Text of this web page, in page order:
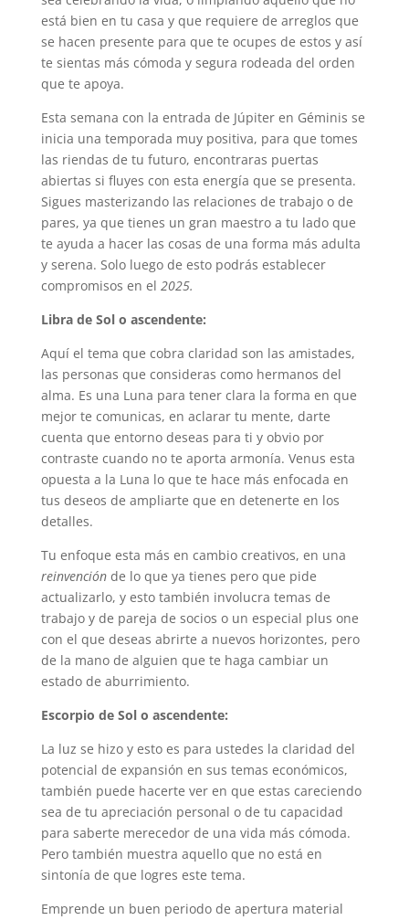
está bien en tu casa y que requiere de arreglos que
se hacen presente para que te ocupes de estos y así
te sientas más cómoda y segura rodeada del orden
que te apoya.
Esta semana con la entrada de Júpiter en Géminis se
inicia una temporada muy positiva, para que tomes
las riendas de tu futuro, encontraras puertas
abiertas si fluyes con esta energía que se presenta.
Sigues masterizando las relaciones de trabajo o de
pares, ya que tienes un gran maestro a tu lado que
te ayuda a hacer las cosas de una forma más adulta
y serena. Solo luego de esto podrás establecer
compromisos en el 2025.
Libra de Sol o ascendente:
Aquí el tema que cobra claridad son las amistades,
las personas que consideras como hermanos del
alma. Es una Luna para tener clara la forma en que
mejor te comunicas, en aclarar tu mente, darte
cuenta que entorno deseas para ti y obvio por
contraste cuando no te aporta armonía. Venus esta
opuesta a la Luna lo que te hace más enfocada en
tus deseos de ampliarte que en detenerte en los
detalles.
Tu enfoque esta más en cambio creativos, en una
reinvenciónde lo que ya tienes pero que pide
actualizarlo, y esto también involucra temas de
trabajo y de pareja de socios o un especial plus one
con el que deseas abrirte a nuevos horizontes, pero
de la mano de alguien que te haga cambiar un
estado de aburrimiento.
Escorpio de Sol o ascendente:
La luz se hizo y esto es para ustedes la claridad del
potencial de expansión en sus temas económicos,
también puede hacerte ver en que estas careciendo
sea de tu apreciación personal o de tu capacidad
para saberte merecedor de una vida más cómoda.
Pero también muestra aquello que no está en
sintonía de que logres este tema.
Emprende un buen periodo de apertura material